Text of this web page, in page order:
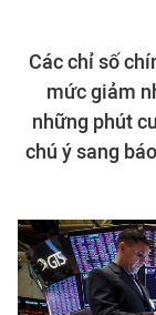
Các chỉ số
mức giảm
những phút
chú ý sang